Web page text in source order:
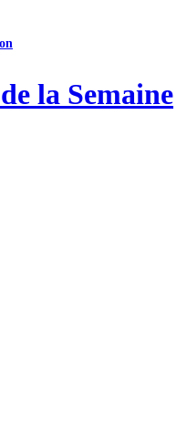
la Semaine